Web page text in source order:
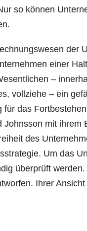
so können
der
einer
–
vollziehe – ein
das
mit ihrem
des
Um das
überprüft
Ihrer